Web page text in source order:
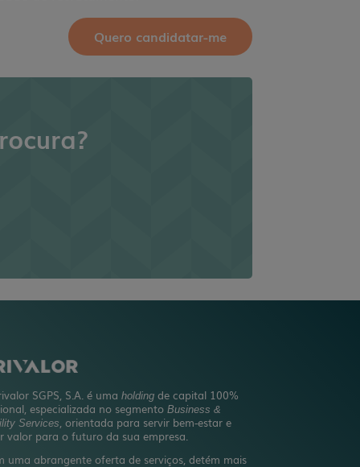
Quero candidatar-me
SGPS, S.A. é uma holdingde capital 100%
especializada no segmento Business &
Services, orientada para servir bem-estar e
valor para o futuro da sua empresa.
uma abrangente oferta de serviços, detém mais